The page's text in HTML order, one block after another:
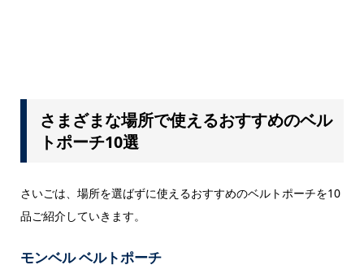
さまざまな場所で使えるおすすめのベル
トポーチ10選
さいごは、場所を選ばずに使えるおすすめのベルトポーチを10
品ご紹介していきます。
モンベル ベルトポーチ